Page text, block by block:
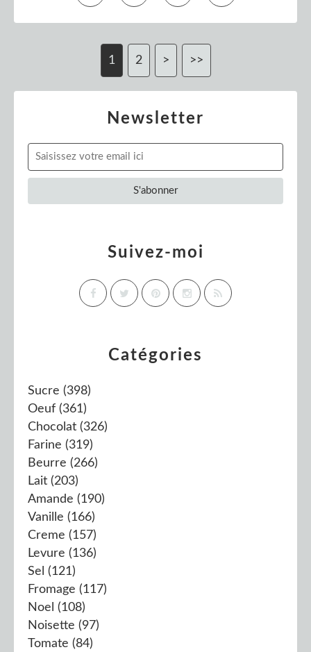
1 2 > >>
Newsletter
Catégories
Sucre (398)
Oeuf (361)
Chocolat (326)
Farine (319)
Beurre (266)
Lait (203)
Amande (190)
Vanille (166)
Creme (157)
Levure (136)
Sel (121)
Fromage (117)
Noel (108)
Noisette (97)
Tomate (84)
Suivez-moi